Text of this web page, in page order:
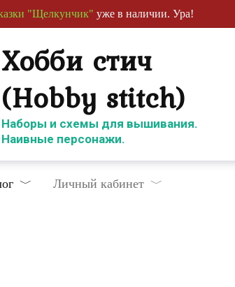
"Щелкунчик" уже в наличии. Ура!
Хобби стич
(Hobby stitch)
Наборы и схемы для вышивания.
Наивные персонажи.
Личный кабинет